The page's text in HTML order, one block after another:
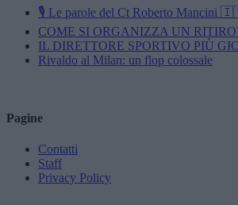
🎙️ Le parole del Ct Roberto Mancini
COME SI ORGANIZZA UN
IL DIRETTORE SPORTIVO PIÙ
Rivaldo al Milan: un flop colossale
Pagine
Contatti
Staff
Privacy Policy